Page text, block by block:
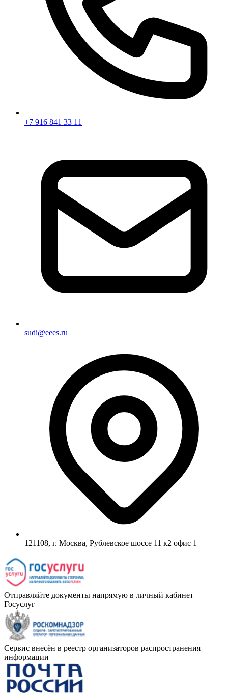
+7 916 841 33 11
sudi@eees.ru
121108, г. Москва, Рублевское шоссе 11 к2 офис 1
Отправляйте документы напрямую в личный кабинет
Госуслуг
Сервис внесён в реестр организаторов распространения
информации